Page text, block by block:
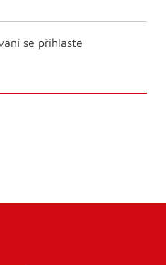
se přihlaste